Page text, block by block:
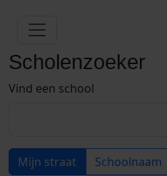
Scholenzoeker
Vind een school
Mijn straat Schoolnaam